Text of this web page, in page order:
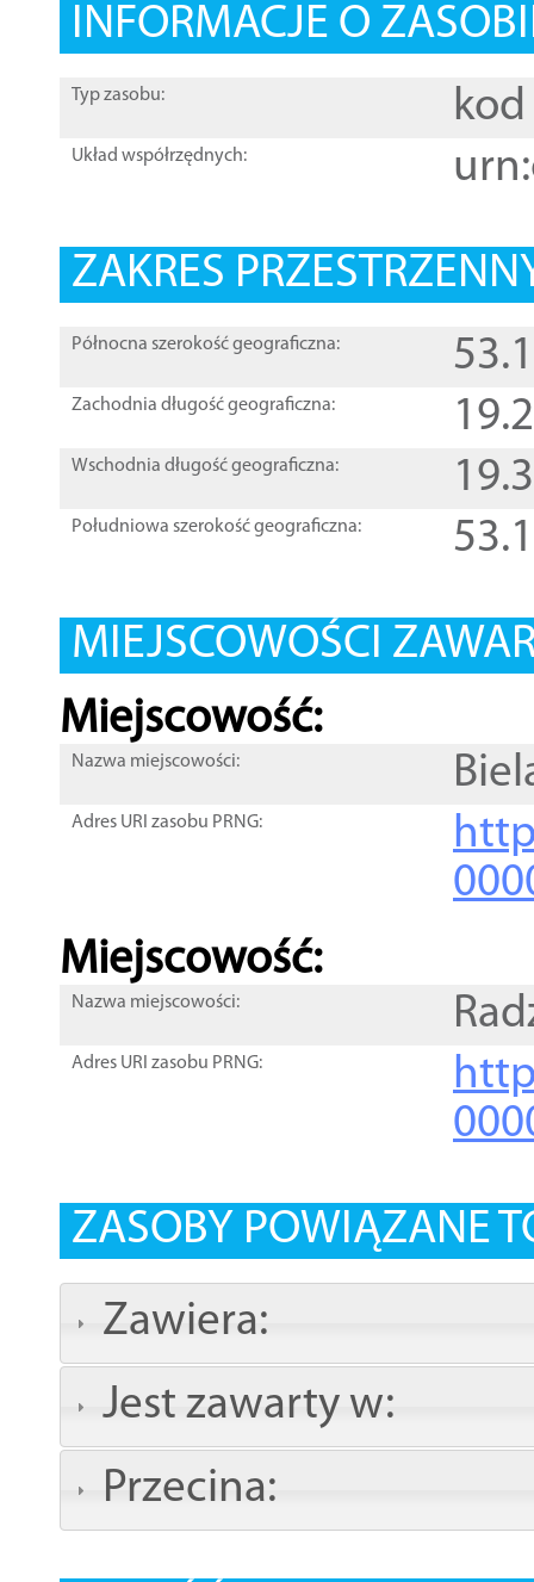
INFORMACJE O
Typ zasobu: kod
Układ współrzędnych:
ZAKRES
Północna szerokość geograficzna:
Zachodnia długość geograficzna:
Wschodnia długość geograficzna:
Południowa szerokość geograficzna:
MIEJSCOWOŚCI
Miejscowość:
Nazwa miejscowości:
Adres URI zasobu PRNG:
Miejscowość:
Nazwa miejscowości:
Adres URI zasobu PRNG:
ZASOBY POWIĄZANE
Zawiera:
Jest zawarty w:
Przecina: